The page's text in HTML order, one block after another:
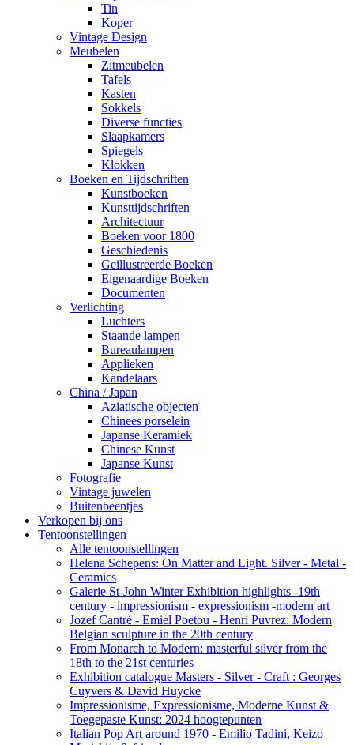
Tin
Koper
Vintage Design
Meubelen
Zitmeubelen
Tafels
Kasten
Sokkels
Diverse functies
Slaapkamers
Spiegels
Klokken
Boeken en Tijdschriften
Kunstboeken
Kunsttijdschriften
Architectuur
Boeken voor 1800
Geschiedenis
Geillustreerde Boeken
Eigenaardige Boeken
Documenten
Verlichting
Luchters
Staande lampen
Bureaulampen
Applieken
Kandelaars
China / Japan
Aziatische objecten
Chinees porselein
Japanse Keramiek
Chinese Kunst
Japanse Kunst
Fotografie
Vintage juwelen
Buitenbeentjes
Verkopen bij ons
Tentoonstellingen
Alle tentoonstellingen
Helena Schepens: On Matter and Light. Silver - Metal -
Ceramics
Galerie St-John Winter Exhibition highlights -19th
century - impressionism - expressionism -modern art
Jozef Cantré - Emiel Poetou - Henri Puvrez: Modern
Belgian sculpture in the 20th century
From Monarch to Modern: masterful silver from the
18th to the 21st centuries
Exhibition catalogue Masters - Silver - Craft : Georges
Cuyvers & David Huycke
Impressionisme, Expressionisme, Moderne Kunst &
Toegepaste Kunst: 2024 hoogtepunten
Italian Pop Art around 1970 - Emilio Tadini, Keizo